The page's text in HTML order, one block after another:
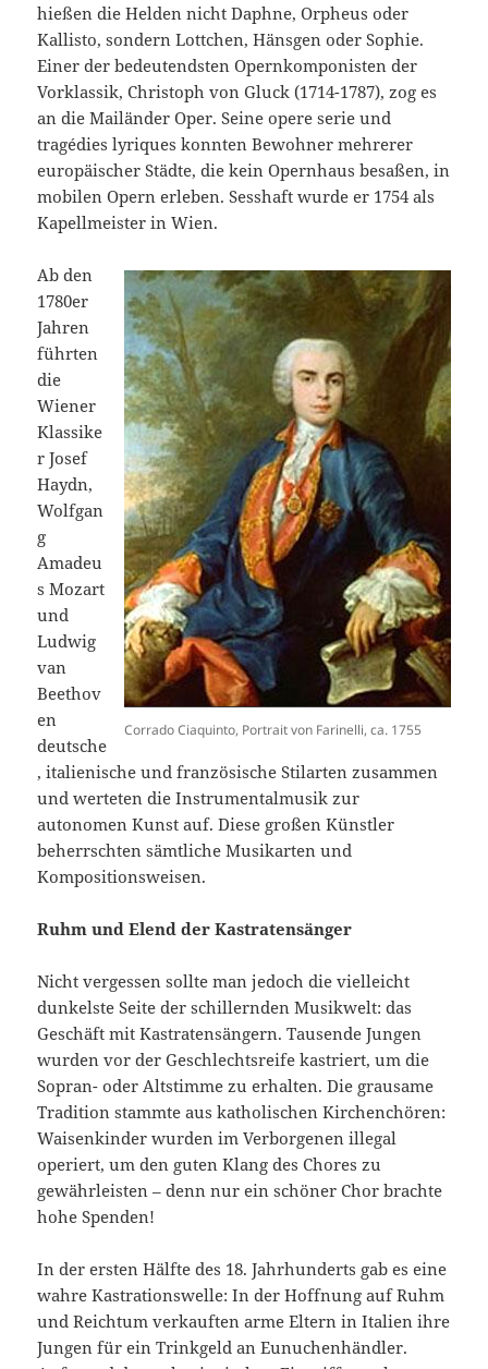
hießen die Helden nicht Daphne, Orpheus oder
Kallisto, sondern Lottchen, Hänsgen oder Sophie.
Einer der bedeutendsten Opernkomponisten der
Vorklassik, Christoph von Gluck (1714-1787), zog es
an die Mailänder Oper. Seine opere serie und
tragédies lyriques konnten Bewohner mehrerer
europäischer Städte, die kein Opernhaus besaßen, in
mobilen Opern erleben. Sesshaft wurde er 1754 als
Kapellmeister in Wien.
Corrado Ciaquinto, Portrait von Farinelli, ca. 1755
Ab den
1780er
Jahren
führten
die
Wiener
Klassike
r Josef
Haydn,
Wolfgan
g
Amadeu
s Mozart
und
Ludwig
van
Beethov
en
deutsche
, italienische und französische Stilarten zusammen
und werteten die Instrumentalmusik zur
autonomen Kunst auf. Diese großen Künstler
beherrschten sämtliche Musikarten und
Kompositionsweisen.
Ruhm und Elend der Kastratensänger
Nicht vergessen sollte man jedoch die vielleicht
dunkelste Seite der schillernden Musikwelt: das
Geschäft mit Kastratensängern. Tausende Jungen
wurden vor der Geschlechtsreife kastriert, um die
Sopran- oder Altstimme zu erhalten. Die grausame
Tradition stammte aus katholischen Kirchenchören:
Waisenkinder wurden im Verborgenen illegal
operiert, um den guten Klang des Chores zu
gewährleisten – denn nur ein schöner Chor brachte
hohe Spenden!
In der ersten Hälfte des 18. Jahrhunderts gab es eine
wahre Kastrationswelle: In der Hoffnung auf Ruhm
und Reichtum verkauften arme Eltern in Italien ihre
Jungen für ein Trinkgeld an Eunuchenhändler.